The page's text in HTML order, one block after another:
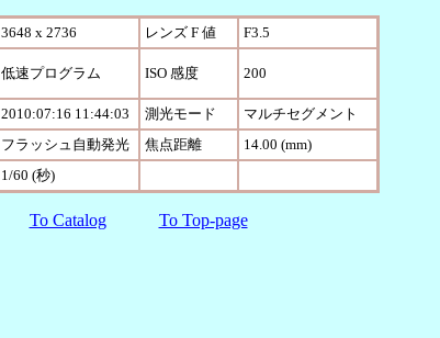
3648 x 2736 レンズ F 値
F3.5
低速プログラム ISO 感度 200
2010:07:16 11:44:03 測光モード
マルチセグメント
フラッシュ自動発光 焦点距離
14.00 (mm)
1/60 (秒)
To Catalog To Top-page